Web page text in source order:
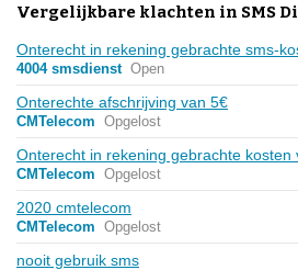
Vergelijkbare klachten in SMS
Onterecht in rekening gebrachte sms-
4004 smsdienst Open
Onterechte afschrijving van 5€
CMTelecom Opgelost
Onterecht in rekening gebrachte kosten
CMTelecom Opgelost
2020 cmtelecom
CMTelecom Opgelost
nooit gebruik sms